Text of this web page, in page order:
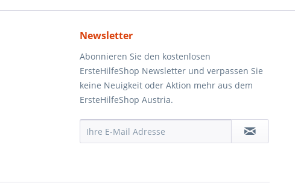
Newsletter
Abonnieren Sie den kostenlosen
ErsteHilfeShop Newsletter und verpassen Sie
keine Neuigkeit oder Aktion mehr aus dem
ErsteHilfeShop Austria.